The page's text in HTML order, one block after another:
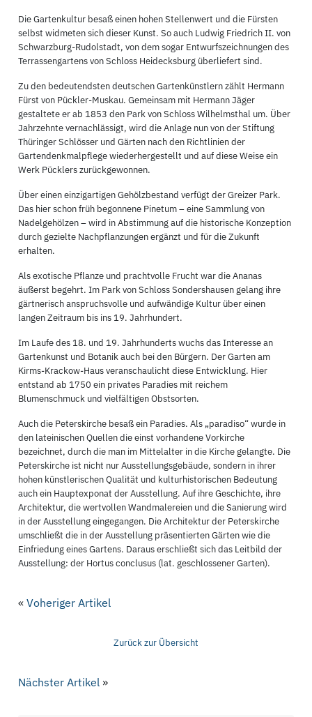
Die Gartenkultur besaß einen hohen Stellenwert und die Fürsten
selbst widmeten sich dieser Kunst. So auch Ludwig Friedrich II. von
Schwarzburg-Rudolstadt, von dem sogar Entwurfszeichnungen des
Terrassengartens von Schloss Heidecksburg überliefert sind.
Zu den bedeutendsten deutschen Gartenkünstlern zählt Hermann
Fürst von Pückler-Muskau. Gemeinsam mit Hermann Jäger
gestaltete er ab 1853 den Park von Schloss Wilhelmsthal um. Über
Jahrzehnte vernachlässigt, wird die Anlage nun von der Stiftung
Thüringer Schlösser und Gärten nach den Richtlinien der
Gartendenkmalpflege wiederhergestellt und auf diese Weise ein
Werk Pücklers zurückgewonnen.
Über einen einzigartigen Gehölzbestand verfügt der Greizer Park.
Das hier schon früh begonnene Pinetum – eine Sammlung von
Nadelgehölzen – wird in Abstimmung auf die historische Konzeption
durch gezielte Nachpflanzungen ergänzt und für die Zukunft
erhalten.
Als exotische Pflanze und prachtvolle Frucht war die Ananas
äußerst begehrt. Im Park von Schloss Sondershausen gelang ihre
gärtnerisch anspruchsvolle und aufwändige Kultur über einen
langen Zeitraum bis ins 19. Jahrhundert.
Im Laufe des 18. und 19. Jahrhunderts wuchs das Interesse an
Gartenkunst und Botanik auch bei den Bürgern. Der Garten am
Kirms-Krackow-Haus veranschaulicht diese Entwicklung. Hier
entstand ab 1750 ein privates Paradies mit reichem
Blumenschmuck und vielfältigen Obstsorten.
Auch die Peterskirche besaß ein Paradies. Als „paradiso“ wurde in
den lateinischen Quellen die einst vorhandene Vorkirche
bezeichnet, durch die man im Mittelalter in die Kirche gelangte. Die
Peterskirche ist nicht nur Ausstellungsgebäude, sondern in ihrer
hohen künstlerischen Qualität und kulturhistorischen Bedeutung
auch ein Hauptexponat der Ausstellung. Auf ihre Geschichte, ihre
Architektur, die wertvollen Wandmalereien und die Sanierung wird
in der Ausstellung eingegangen. Die Architektur der Peterskirche
umschließt die in der Ausstellung präsentierten Gärten wie die
Einfriedung eines Gartens. Daraus erschließt sich das Leitbild der
Ausstellung: der Hortus conclusus (lat. geschlossener Garten).
«Voheriger Artikel
Zurück zur Übersicht
Nächster Artikel »